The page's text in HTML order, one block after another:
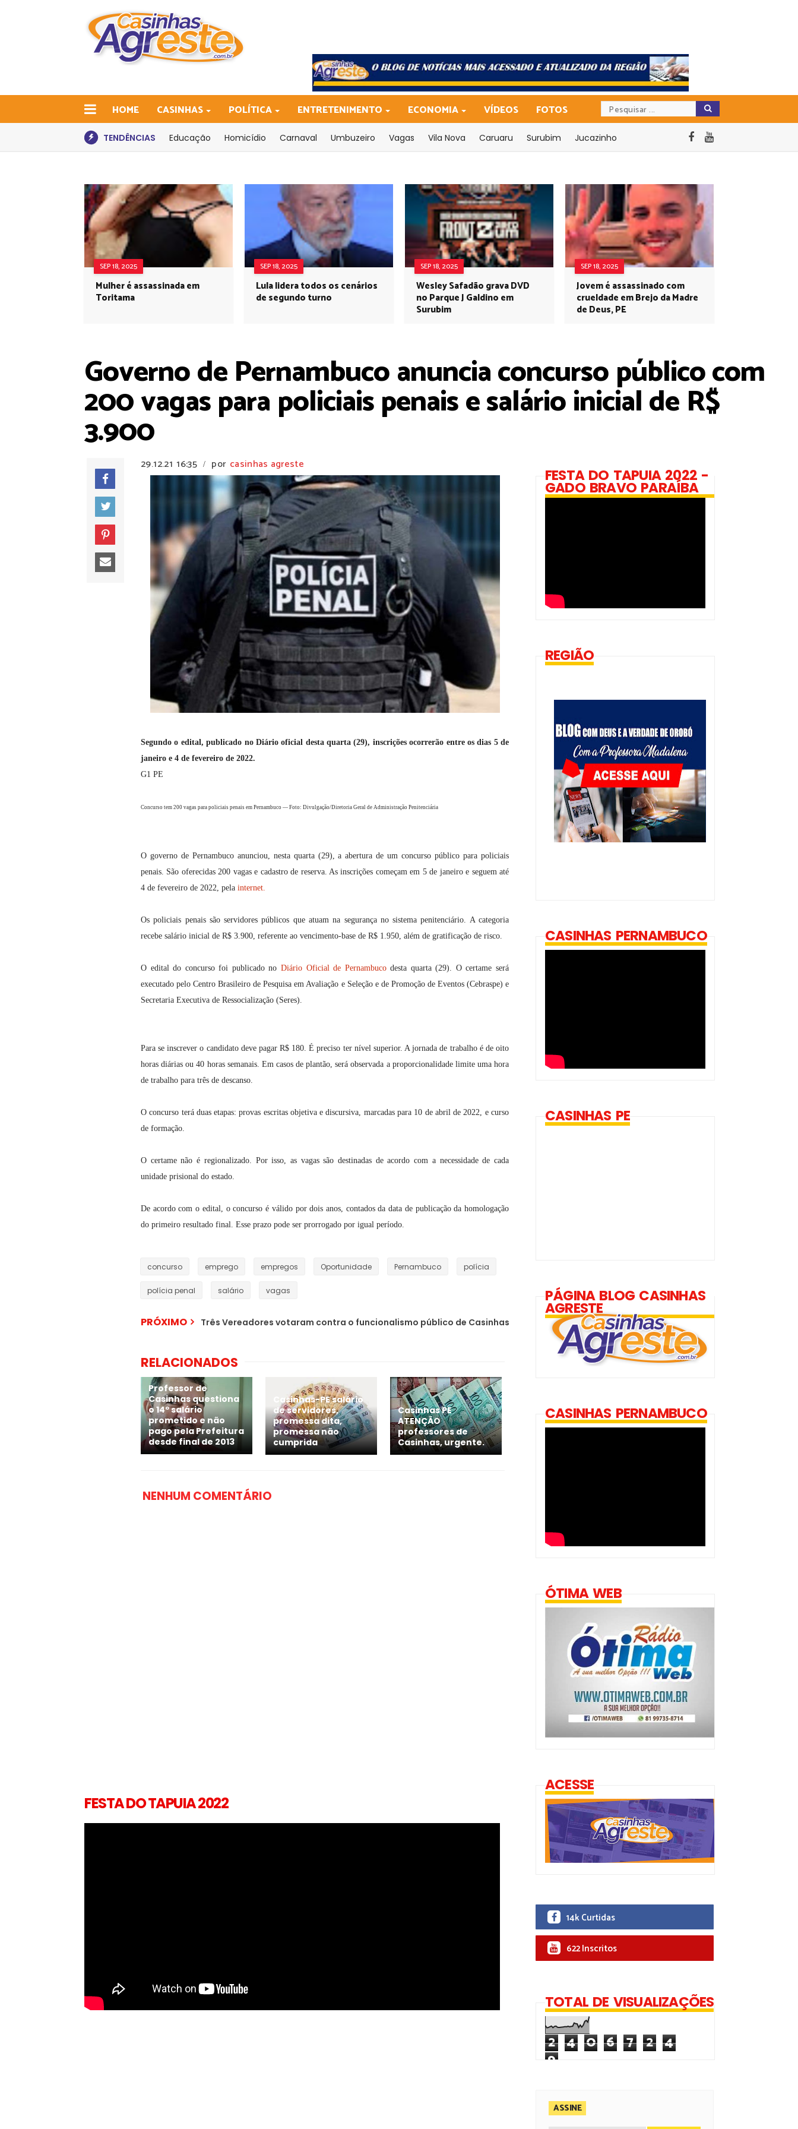
HOME CASINHAS POLÍTICA ENTRETENIMENTO ECONOMIA VÍDEOS FOTOS
TENDÊNCIAS Educação Homicídio Carnaval Umbuzeiro Vagas Vila Nova Caruaru Surubim Jucazinho
SEP 18, 2025
Mulher é assassinada em
Toritama
SEP 18, 2025
Lula lidera todos os cenários
de segundo turno
SEP 18, 2025
Wesley Safadão grava DVD
no Parque J Galdino em
Surubim
SEP 18, 2025
Jovem é assassinado com
crueldade em Brejo da Madre
de Deus, PE
Governo de Pernambuco anuncia concurso público com
200 vagas para policiais penais e salário inicial de R$
3.900
29.12.21 16:35 / por casinhas agreste
Segundo o edital, publicado no Diário oficial desta quarta (29), inscrições ocorrerão entre os dias 5 de
janeiro e 4 de fevereiro de 2022.
G1 PE
Concurso tem 200 vagas para policiais penais em Pernambuco — Foto: Divulgação/Diretoria Geral de Administração Penitenciária
O governo de Pernambuco anunciou, nesta quarta (29), a abertura de um concurso público para policiais
penais. São oferecidas 200 vagas e cadastro de reserva. As inscrições começam em 5 de janeiro e seguem até
4 de fevereiro de 2022, pela internet.
Os policiais penais são servidores públicos que atuam na segurança no sistema penitenciário. A categoria
recebe salário inicial de R$ 3.900, referente ao vencimento-base de R$ 1.950, além de gratificação de risco.
O edital do concurso foi publicado no Diário Oficial de Pernambucodesta quarta (29). O certame será
executado pelo Centro Brasileiro de Pesquisa em Avaliação e Seleção e de Promoção de Eventos (Cebraspe) e
Secretaria Executiva de Ressocialização (Seres).
Para se inscrever o candidato deve pagar R$ 180. É preciso ter nível superior. A jornada de trabalho é de oito
horas diárias ou 40 horas semanais. Em casos de plantão, será observada a proporcionalidade limite uma hora
de trabalho para três de descanso.
O concurso terá duas etapas: provas escritas objetiva e discursiva, marcadas para 10 de abril de 2022, e curso
de formação.
O certame não é regionalizado. Por isso, as vagas são destinadas de acordo com a necessidade de cada
unidade prisional do estado.
De acordo com o edital, o concurso é válido por dois anos, contados da data de publicação da homologação
do primeiro resultado final. Esse prazo pode ser prorrogado por igual período.
concurso emprego empregos Oportunidade Pernambuco polícia
polícia penal salário vagas
PRÓXIMO Três Vereadores votaram contra o funcionalismo público de Casinhas
RELACIONADOS
Professor de
Casinhas questiona
o 14º salário
prometido e não
pago pela Prefeitura
desde final de 2013
Casinhas-PE salário
de servidores,
promessa dita,
promessa não
cumprida
Casinhas PE
ATENÇÃO
professores de
Casinhas, urgente.
NENHUM COMENTÁRIO
FESTA DO TAPUIA 2022
FESTA DO TAPUIA 2022 -
GADO BRAVO PARAÍBA
REGIÃO
CASINHAS PERNAMBUCO
CASINHAS PE
PÁGINA BLOG CASINHAS
AGRESTE
CASINHAS PERNAMBUCO
ÓTIMA WEB
ACESSE
14k Curtidas
622 Inscritos
TOTAL DE VISUALIZAÇÕES
2 4 0 6 7 2 4
9
ASSINE